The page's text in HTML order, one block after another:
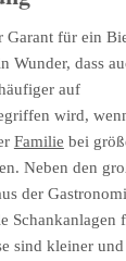
Garant für ein
Wunder, dass
auf
wird,
Familie bei
Neben den
der
Schankanlagen
sind kleiner und